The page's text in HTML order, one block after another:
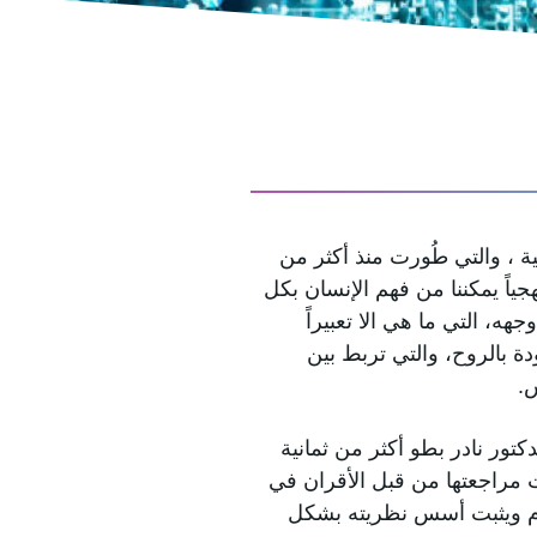
، والتي طُورت منذ أكثر من
يمكننا من فهم الإنسان بكل
التي ما هي الا تعبيراً
بالروح، والتي تربط بين
نادر بطو أكثر من ثمانية
من قبل الأقران في
ويثبت أسس نظريته بشكل